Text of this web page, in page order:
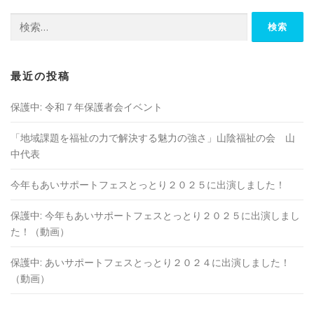
索:
最近の投稿
保護中: 令和７年保護者会イベント
「地域課題を福祉の⼒で解決する魅⼒の強さ」山陰福祉の会 山
中代表
今年もあいサポートフェスとっとり２０２５に出演しました！
保護中: 今年もあいサポートフェスとっとり２０２５に出演しまし
た！（動画）
保護中: あいサポートフェスとっとり２０２４に出演しました！
（動画）